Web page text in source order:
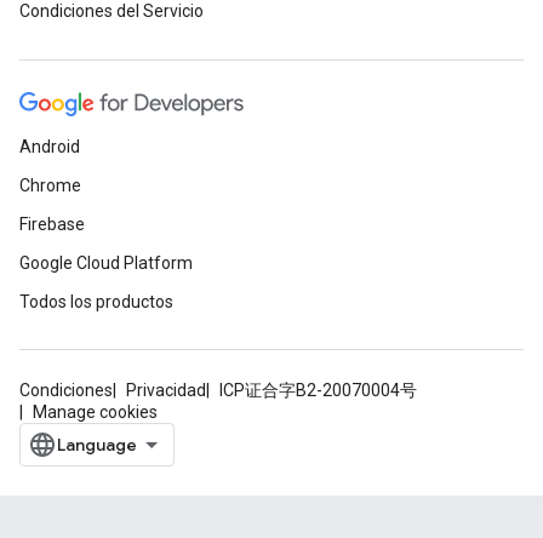
Condiciones del Servicio
Android
Chrome
Firebase
Google Cloud Platform
Todos los productos
Condiciones Privacidad
ICP证合字B2-20070004号
Manage cookies